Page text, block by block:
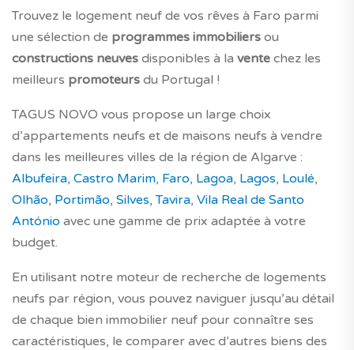
Trouvez le logement neuf de vos rêves à Faro parmi
une sélection de programmes immobiliers ou
constructions neuves disponibles à la vente chez les
meilleurs promoteurs du Portugal !
TAGUS NOVO vous propose un large choix
d’appartements neufs et de maisons neufs à vendre
dans les meilleures villes de la région de Algarve :
Albufeira, Castro Marim, Faro, Lagoa, Lagos, Loulé,
Olhão, Portimão, Silves,Tavira, Vila Real de Santo
António avec une gamme de prix adaptée à votre
budget.
En utilisant notre moteur de recherche de logements
neufs par région, vous pouvez naviguer jusqu’au détail
de chaque bien immobilier neuf pour connaître ses
caractéristiques, le comparer avec d’autres biens des